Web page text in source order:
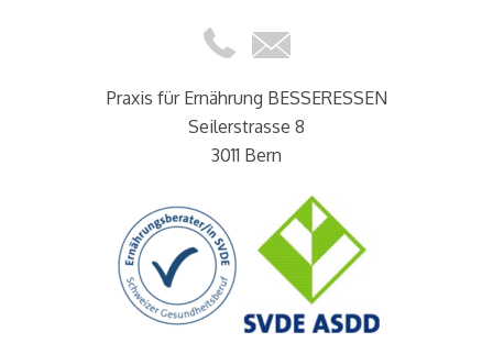
Praxis für Ernährung BESSERESSEN
Seilerstrasse 8
3011 Bern